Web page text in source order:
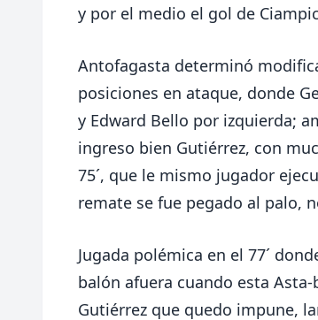
y por el medio el gol de
Antofagasta determinó
posiciones en ataque, donde
y Edward Bello por izquierda;
ingreso bien Gutiérrez, con
75´, que le mismo jugador
remate se fue pegado al palo,
Jugada polémica en el 77´
balón afuera cuando esta
Gutiérrez que quedo impune,